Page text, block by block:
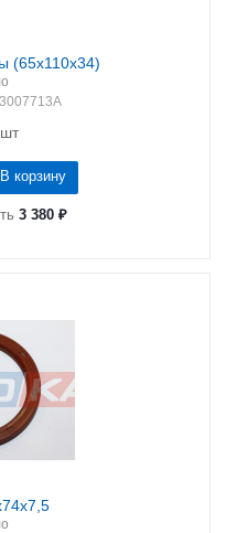
(65х110х34)
В корзину
3 380 ₽